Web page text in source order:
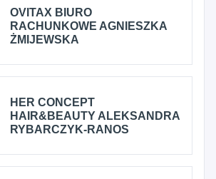
OVITAX BIURO
RACHUNKOWE AGNIESZKA
ŻMIJEWSKA
HER CONCEPT
HAIR&BEAUTY ALEKSANDRA
RYBARCZYK-RANOS